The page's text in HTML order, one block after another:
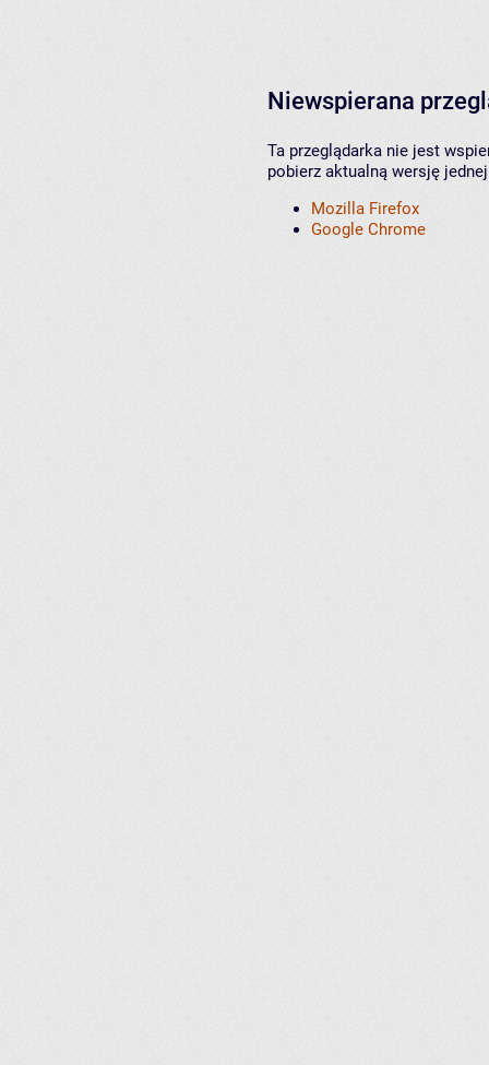
Niewspierana
Ta przeglądarka nie jest
pobierz aktualną wersję
Mozilla Firefox
Google Chrome